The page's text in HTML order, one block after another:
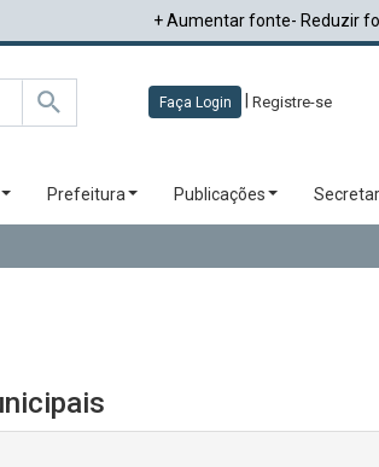
+ Aumentar fonte- Reduzir
Faça Login Registre-se
Prefeitura Publicações